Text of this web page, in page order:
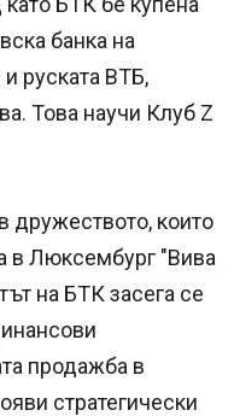
банка на
руската ВТБ,
Това научи Клуб Z
дружеството, които
в Люксембург "Вива
на БТК засега се
продажба в
стратегически